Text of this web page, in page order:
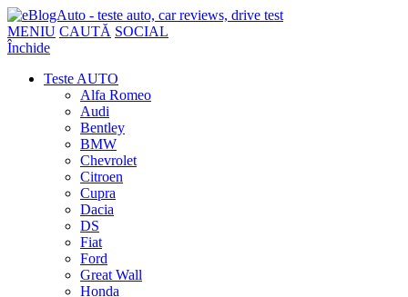
MENIU CAUTĂ SOCIAL
Închide
Teste AUTO
Alfa Romeo
Audi
Bentley
BMW
Chevrolet
Citroen
Cupra
Dacia
DS
Fiat
Ford
Great Wall
Honda